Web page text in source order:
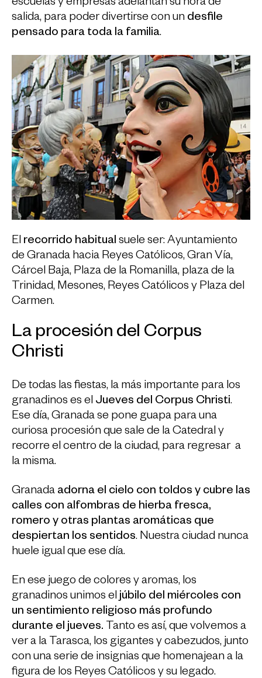
escuelas y empresas adelantan su hora de
salida, para poder divertirse con un desfile
pensado para toda la familia.
El recorrido habitual suele ser: Ayuntamiento
de Granada hacia Reyes Católicos, Gran Vía,
Cárcel Baja, Plaza de la Romanilla, plaza de la
Trinidad, Mesones, Reyes Católicos y Plaza del
Carmen.
La procesión del Corpus
Christi
De todas las fiestas, la más importante para los
granadinos es el Jueves del Corpus Christi.
Ese día, Granada se pone guapa para una
curiosa procesión que sale de la Catedral y
recorre el centro de la ciudad, para regresar a
la misma.
Granada adorna el cielo con toldos y cubre las
calles con alfombras de hierba fresca,
romero y otras plantas aromáticas que
despiertan los sentidos. Nuestra ciudad nunca
huele igual que ese día.
En ese juego de colores y aromas, los
granadinos unimos eljúbilo del miércoles con
un sentimiento religioso más profundo
durante el jueves. Tanto es así, que volvemos a
ver a la Tarasca, los gigantes y cabezudos, junto
con una serie de insignias que homenajean a la
figura de los Reyes Católicos y su legado.